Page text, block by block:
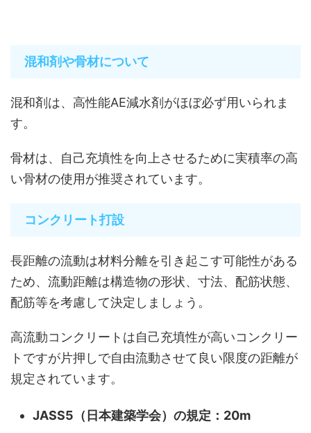
混和剤や骨材について
混和剤は、高性能AE減水剤がほぼ必ず用いられま
す。
骨材は、自己充填性を向上させるために実積率の高
い骨材の使用が推奨されています。
コンクリート打設
長距離の流動は材料分離を引き起こす可能性がある
ため、流動距離は構造物の形状、寸法、配筋状態、
配筋等を考慮して決定しましょう。
高流動コンクリートは自己充填性が高いコンクリー
トですが片押しで自由流動させて良い限度の距離が
規定されています。
JASS5（日本建築学会）の規定：20m